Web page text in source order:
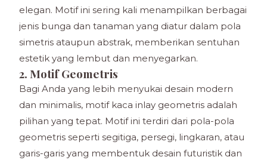
elegan. Motif ini sering kali menampilkan berbagai
jenis bunga dan tanaman yang diatur dalam pola
simetris ataupun abstrak, memberikan sentuhan
estetik yang lembut dan menyegarkan.
2. Motif Geometris
Bagi Anda yang lebih menyukai desain modern
dan minimalis, motif kaca inlay geometris adalah
pilihan yang tepat. Motif ini terdiri dari pola-pola
geometris seperti segitiga, persegi, lingkaran, atau
garis-garis yang membentuk desain futuristik dan